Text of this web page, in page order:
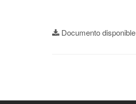
Documento disponible